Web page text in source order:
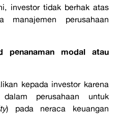
investor tidak berhak atas
manajemen perusahaan
penanaman modal atau
kepada investor karena
perusahaan untuk
) pada neraca keuangan